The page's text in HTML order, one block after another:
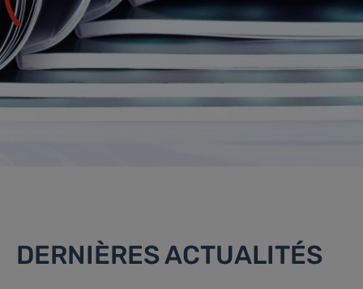
DERNIÈRES ACTUALITÉS